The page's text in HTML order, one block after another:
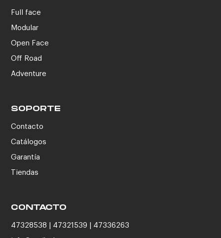
Full face
Modular
Open Face
Off Road
Adventure
SOPORTE
Contacto
Catálogos
Garantía
Tiendas
CONTACTO
47328538 | 47321539 | 47336263